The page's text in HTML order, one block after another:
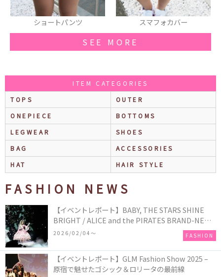
スマフォカバー キャップ
SEE MORE
ITEM CATEGORIES
TOPS
OUTER
ONEPIECE
BOTTOMS
LEGWEAR
SHOES
BAG
ACCESSORIES
HAT
HAIR STYLE
FASHION NEWS
【イベントレポート】BABY, THE STARS SHINE
BRIGHT / ALICE and the PIRATES BRAND-NEW
COLLECTION in TOKYO
2026/02/04〜 FASHION
【イベントレポート】GLM Fashion Show 2025 –
原宿で魅せたゴシック＆ロリータの最前線